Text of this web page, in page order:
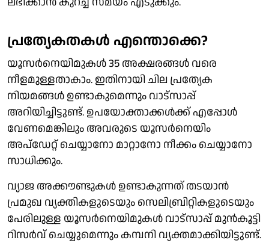
പ്രത്യേകതകള്‍ എന്തൊക്കെ?
യൂസര്‍നെയിമുകള്‍ 35 അക്ഷരങ്ങള്‍ വരെ
നീളമുള്ളതാകാം. ഇതിനായി ചില പ്രത്യേക
നിയമങ്ങള്‍ ഉണ്ടാകുമെന്നും വാട്‌സാപ്പ്
അറിയിച്ചിട്ടുണ്ട്. ഉപയോക്താക്കള്‍ക്ക് എപ്പോള്‍
വേണമെങ്കിലും അവരുടെ യൂസര്‍നെയിം
അപ്‌ഡേറ്റ് ചെയ്യാനോ മാറ്റാനോ നീക്കം ചെയ്യാനോ
സാധിക്കും.
വ്യാജ അക്കൗണ്ടുകള്‍ ഉണ്ടാകുന്നത് തടയാന്‍
പ്രമുഖ വ്യക്തികളുടെയും സെലിബ്രിറ്റികളുടെയും
പേരിലുള്ള യൂസര്‍നെയിമുകള്‍ വാട്‌സാപ്പ് മുന്‍കൂട്ടി
റിസര്‍വ് ചെയ്യുമെന്നും കമ്പനി വ്യക്തമാക്കിയിട്ടുണ്ട്.